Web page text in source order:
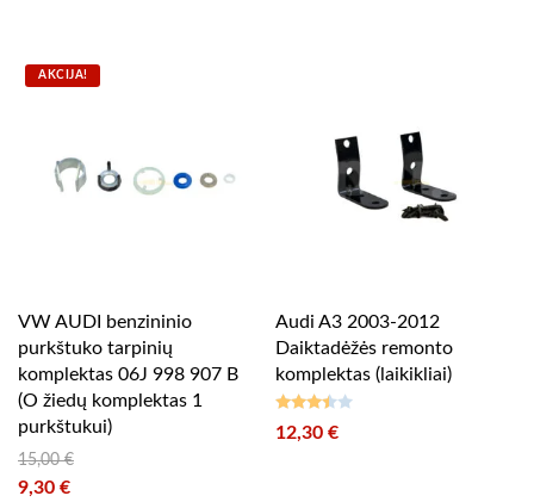
AKCIJA!
VW AUDI benzininio
purkštuko tarpinių
komplektas 06J 998 907 B
(O žiedų komplektas 1
purkštukui)
15,00€
Original price was: 15,00 €.
9,30 €
Audi A3 2003-2012
Daiktadėžės remonto
komplektas (laikikliai)
Įvertinimas:
12,30€